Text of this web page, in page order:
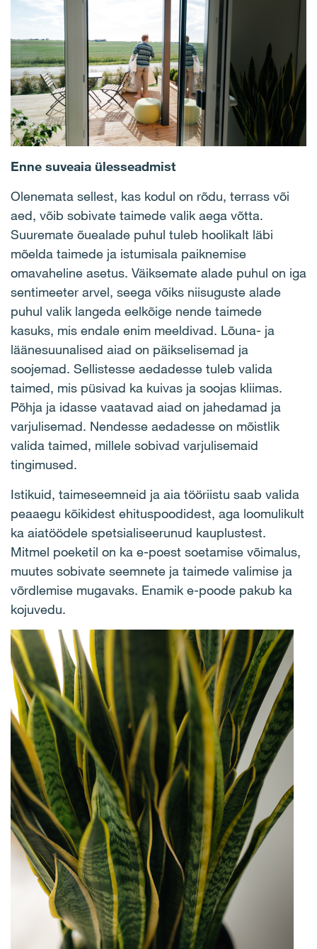
Enne suveaia ülesseadmist
Olenemata sellest, kas kodul on rõdu, terrass või
aed, võib sobivate taimede valik aega võtta.
Suuremate õuealade puhul tuleb hoolikalt läbi
mõelda taimede ja istumisala paiknemise
omavaheline asetus. Väiksemate alade puhul on iga
sentimeeter arvel, seega võiks niisuguste alade
puhul valik langeda eelkõige nende taimede
kasuks, mis endale enim meeldivad. Lõuna- ja
läänesuunalised aiad on päikselisemad ja
soojemad. Sellistesse aedadesse tuleb valida
taimed, mis püsivad ka kuivas ja soojas kliimas.
Põhja ja idasse vaatavad aiad on jahedamad ja
varjulisemad. Nendesse aedadesse on mõistlik
valida taimed, millele sobivad varjulisemaid
tingimused.
Istikuid, taimeseemneid ja aia tööriistu saab valida
peaaegu kõikidest ehituspoodidest, aga loomulikult
ka aiatöödele spetsialiseerunud kauplustest.
Mitmel poeketil on ka e-poest soetamise võimalus,
muutes sobivate seemnete ja taimede valimise ja
võrdlemise mugavaks. Enamik e-poode pakub ka
kojuvedu.